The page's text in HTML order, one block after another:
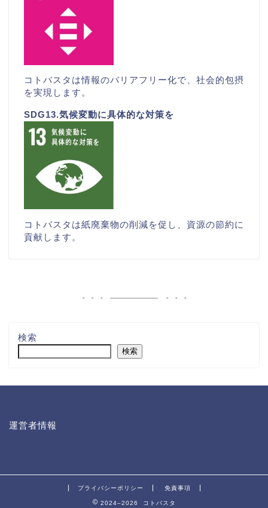
コトバスタは情報のバリアフリー化で、社会的包摂
を実現します。
SDG13.気候変動に具体的な対策を
コトバスタは紙廃棄物の削減を促し、資源の節約に
貢献します。
検索
検索
運営者情報
プライバシーポリシー 免責事項
2024–2026 コトバスタ